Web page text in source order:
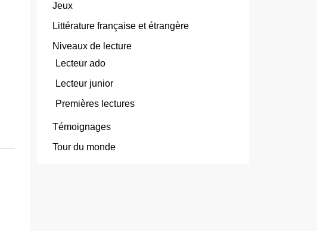
Jeux
Littérature française et étrangère
Niveaux de lecture
Lecteur ado
Lecteur junior
Premières lectures
Témoignages
Tour du monde